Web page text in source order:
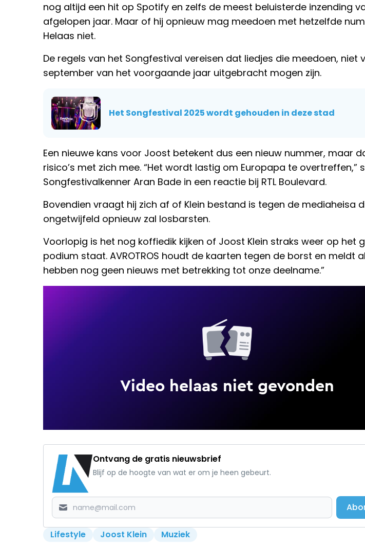
nog altijd een hit op Spotify en zelfs de meest beluisterde inzending
afgelopen jaar. Maar of hij opnieuw mag meedoen met hetzelfde
Helaas niet.
De regels van het Songfestival vereisen dat liedjes die meedoen, niet
september van het voorgaande jaar uitgebracht mogen zijn.
Het Songfestival 2025 wordt gehouden in deze stad
Een nieuwe kans voor Joost betekent dus een nieuw nummer, maar
risico’s met zich mee. “Het wordt lastig om Europapa te overtreffen,”
Songfestivalkenner Aran Bade in een reactie bij RTL Boulevard.
Bovendien vraagt hij zich af of Klein bestand is tegen de mediaheisa
ongetwijfeld opnieuw zal losbarsten.
Voorlopig is het nog koffiedik kijken of Joost Klein straks weer op het
podium staat. AVROTROS houdt de kaarten tegen de borst en meldt
hebben nog geen nieuws met betrekking tot onze deelname.”
Ontvang de gratis nieuwsbrief
Blijf op de hoogte van wat er om je heen gebeurt.
Lifestyle Joost Klein Muziek